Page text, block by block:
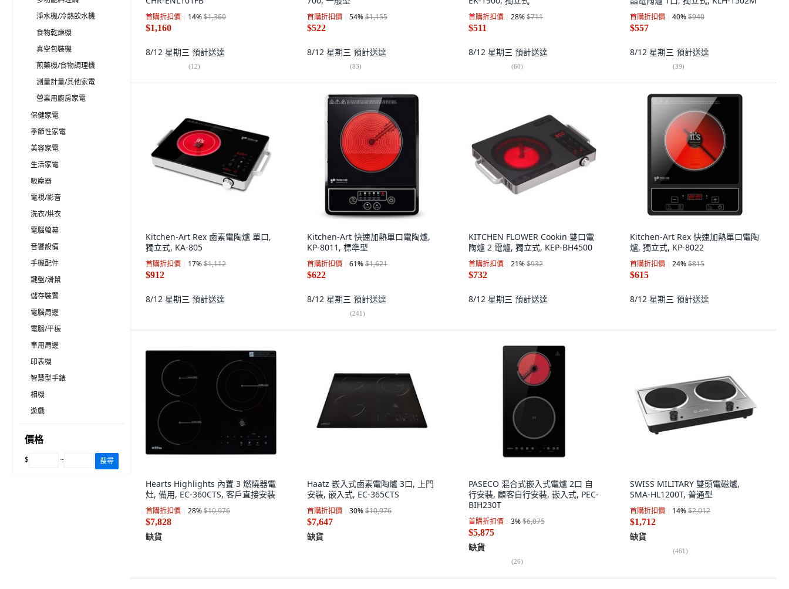
淨水機/冷熱飲水機
食物乾燥機
真空包裝機
煎藥機/食物調理機
測量計量/其他家電
營業用廚房家電
保健家電
季節性家電
美容家電
生活家電
吸塵器
電視/影音
洗衣/烘衣
電腦螢幕
音響設備
手機配件
鍵盤/滑鼠
儲存裝置
電腦周邊
電腦/平板
車用周邊
印表機
智慧型手錶
相機
遊戲
價格
$ ~ 搜尋
首購折扣價 14%$1,360
$1,160
8/12 星期三 預計送達
(12)
首購折扣價 54%$1,155
$522
8/12 星期三 預計送達
(83)
首購折扣價 28%$711
$511
8/12 星期三 預計送達
(60)
首購折扣價 40%$940
$557
8/12 星期三 預計送達
(39)
Kitchen-Art Rex 鹵素電陶爐 單口,
獨立式, KA-805
首購折扣價 17%$1,112
$912
8/12 星期三 預計送達
Kitchen-Art 快速加熱單口電陶爐,
KP-8011, 標準型
首購折扣價 61%$1,621
$622
8/12 星期三 預計送達
(241)
KITCHEN FLOWER Cookin 雙口電
陶爐 2 電爐, 獨立式, KEP-BH4500
首購折扣價 21%$932
$732
8/12 星期三 預計送達
Kitchen-Art Rex 快速加熱單口電陶
爐, 獨立式, KP-8022
首購折扣價 24%$815
$615
8/12 星期三 預計送達
Hearts Highlights 內置 3 燃燒器電
灶, 備用, EC-360CTS, 客戶直接安裝
首購折扣價 28%$10,976
$7,828
缺貨
Haatz 嵌入式鹵素電陶爐 3口, 上門
安裝, 嵌入式, EC-365CTS
首購折扣價 30%$10,976
$7,647
缺貨
PASECO 混合式嵌入式電爐 2口 自
行安裝, 顧客自行安裝, 嵌入式, PEC-
BIH230T
首購折扣價 3%$6,075
$5,875
缺貨
(26)
SWISS MILITARY 雙頭電磁爐,
SMA-HL1200T, 普通型
首購折扣價 14%$2,012
$1,712
缺貨
(461)